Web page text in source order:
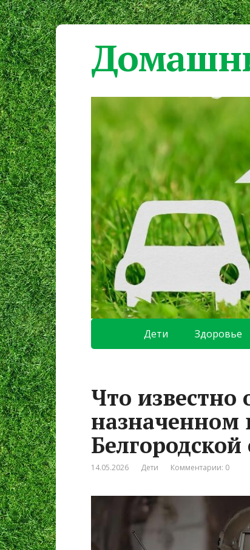
Дети Здоровье
Что известно
назначенном
Белгородской
14.05.2026 Дети Комментарии: 0